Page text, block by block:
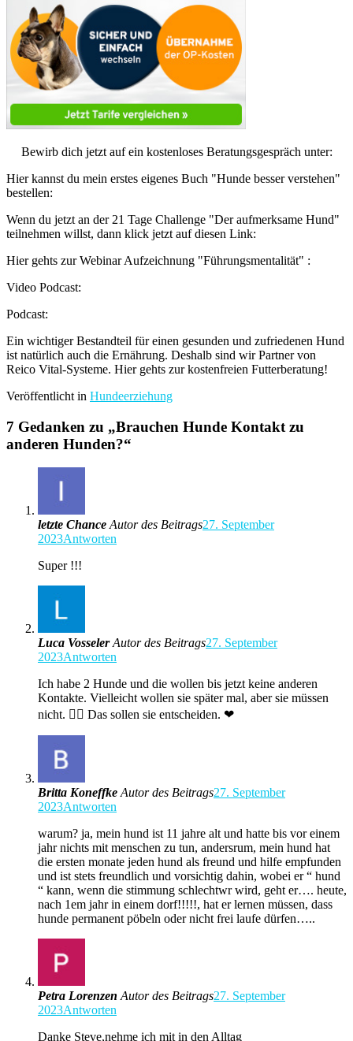
Bewirb dich jetzt auf ein kostenloses Beratungsgespräch unter:
Hier kannst du mein erstes eigenes Buch "Hunde besser verstehen"
bestellen:
Wenn du jetzt an der 21 Tage Challenge "Der aufmerksame Hund"
teilnehmen willst, dann klick jetzt auf diesen Link:
Hier gehts zur Webinar Aufzeichnung "Führungsmentalität" :
Video Podcast:
Podcast:
Ein wichtiger Bestandteil für einen gesunden und zufriedenen Hund
ist natürlich auch die Ernährung. Deshalb sind wir Partner von
Reico Vital-Systeme. Hier gehts zur kostenfreien Futterberatung!
Veröffentlicht in Hundeerziehung
7 Gedanken zu „Brauchen Hunde Kontakt zu
anderen Hunden?“
letzte Chance Autor des Beitrags27. September
2023Antworten
Super !!!
Luca Vosseler Autor des Beitrags27. September
2023Antworten
Ich habe 2 Hunde und die wollen bis jetzt keine anderen
Kontakte. Vielleicht wollen sie später mal, aber sie müssen
nicht. 🤷‍♂️ Das sollen sie entscheiden. ❤
Britta Koneffke Autor des Beitrags27. September
2023Antworten
warum? ja, mein hund ist 11 jahre alt und hatte bis vor einem
jahr nichts mit menschen zu tun, andersrum, mein hund hat
die ersten monate jeden hund als freund und hilfe empfunden
und ist stets freundlich und vorsichtig dahin, wobei er “ hund
“ kann, wenn die stimmung schlechtwr wird, geht er…. heute,
nach 1em jahr in einem dorf!!!!!, hat er lernen müssen, dass
hunde permanent pöbeln oder nicht frei laufe dürfen…..
Petra Lorenzen Autor des Beitrags27. September
2023Antworten
Danke Steve,nehme ich mit in den Alltag